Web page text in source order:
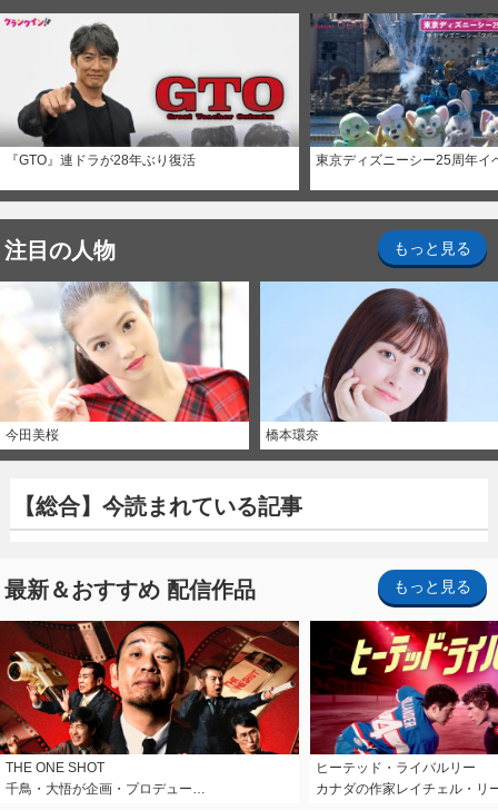
『GTO』連ドラが28年ぶり復活 東京ディズニーシー25周年イ
注目の人物 もっと見る
今田美桜 橋本環奈
【総合】今読まれている記事
最新＆おすすめ 配信作品 もっと見る
THE ONE SHOT
千鳥・大悟が企画・プロデュー…
ヒーテッド・ライバルリー
カナダの作家レイチェル・リ